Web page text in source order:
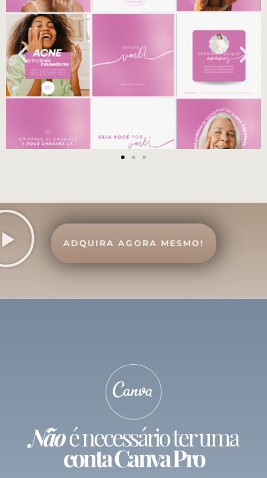
ADQUIRA AGORA MESMO!
Nãoé necessário ter uma
conta Canva Pro